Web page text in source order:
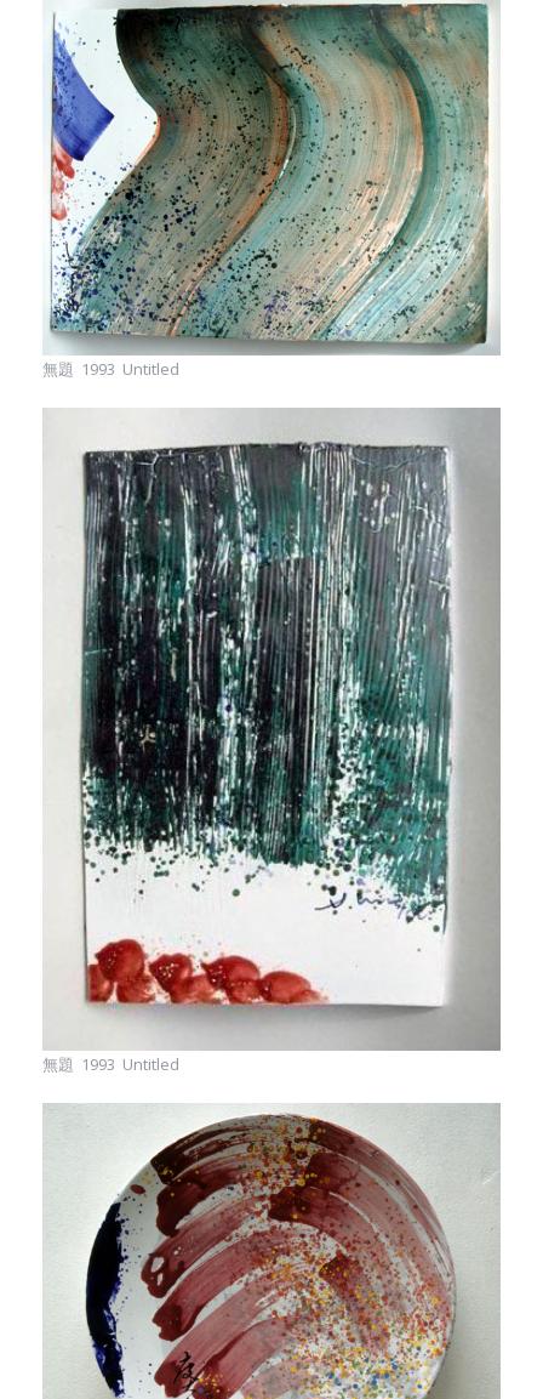
無題 1993 Untitled
無題 1993 Untitled